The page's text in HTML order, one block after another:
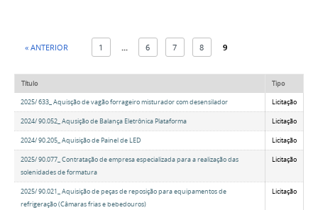
« ANTERIOR 1 ... 6 7 8 9
Título Tipo
2025/ 633_ Aquisção de vagão forrageiro misturador com desensilador Licitação
2024/ 90.052_ Aqusição de Balança Eletrônica Plataforma Licitação
2024/ 90.205_ Aquisição de Painel de LED Licitação
2025/ 90.077_ Contratação de empresa especializada para a realização das
solenidades de formatura
Licitação
2025/ 90.021_ Aquisição de peças de reposição para equipamentos de
refrigeração (Câmaras frias e bebedouros)
Licitação